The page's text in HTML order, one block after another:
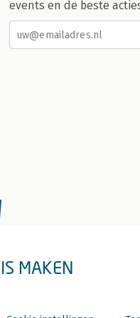
events en de beste
MAKEN